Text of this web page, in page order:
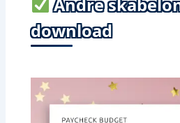
Andre
download